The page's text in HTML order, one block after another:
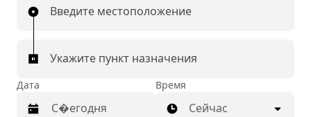
Введите местоположение
Укажите пункт назначения
Дата Время
Сейчас